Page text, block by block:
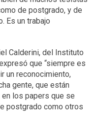
de postgrado, y de
Es un trabajo
Calderini, del Instituto
que “siempre es
un reconocimiento,
gente, que están
los papers que se
postgrado como otros